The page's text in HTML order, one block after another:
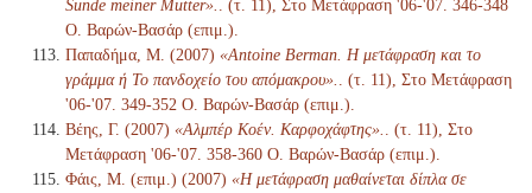
Sünde meiner Mutter».
. (τ. 11), Στο Μετάφραση '06-'07. 346-348
Ο. Βαρών-Βασάρ (επιμ.).
Παπαδήμα, Μ. (2007) «Antoine Berman. Η μετάφραση και το
γράμμα ή Το πανδοχείο του απόμακρου».
. (τ. 11), Στο Μετάφραση
'06-'07. 349-352 Ο. Βαρών-Βασάρ (επιμ.).
Βέης, Γ. (2007) «Αλμπέρ Κοέν. Καρφοχάφτης».
. (τ. 11), Στο
Μετάφραση '06-'07. 358-360 Ο. Βαρών-Βασάρ (επιμ.).
Φάις, Μ. (επιμ.) (2007) «Η μετάφραση μαθαίνεται δίπλα σε